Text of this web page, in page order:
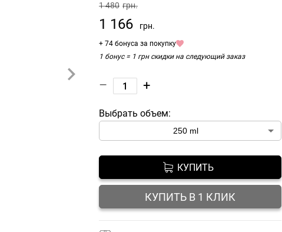
1 480 грн.
1 166 грн.
+ 74 бонуса за покупку
1 бонус = 1 грн скидки на следующий заказ
– +
Выбрать объем:
КУПИТЬ
КУПИТЬ В 1 КЛИК